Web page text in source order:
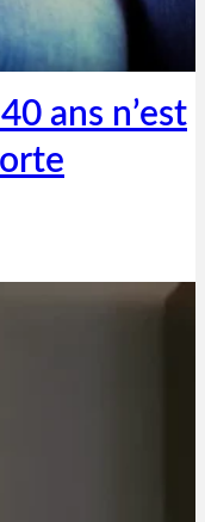
ans n’est